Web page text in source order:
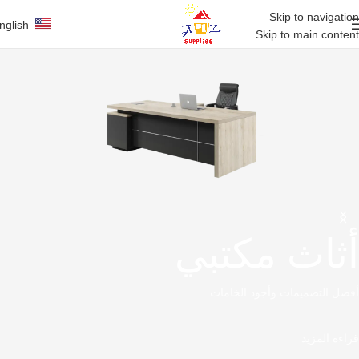
Skip to navigation
Skip to main content